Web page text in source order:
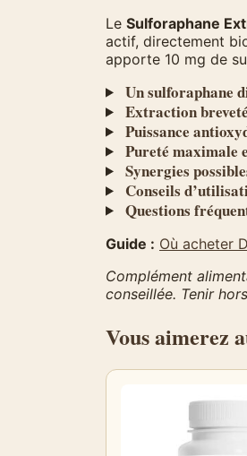
Le Sulforaphane
actif, directement
apporte 10 mg de
Un sulforaphane
Extraction
Puissance
Pureté maximale
Synergies
Conseils
Questions
Guide : Où acheter
Complément
conseillée. Tenir
Vous aimerez